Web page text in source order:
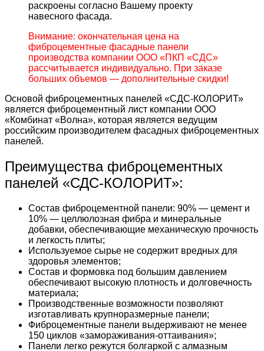
раскроены согласно Вашему проекту
навесного фасада.
Внимание: окончательная цена на
фиброцементные фасадные панели
производства компании ООО «ПКП «СДС»
рассчитывается индивидуально. При заказе
больших объемов — дополнительные скидки!
Основой фиброцементных панелей «СДС-КОЛОРИТ»
является фиброцементный лист компании ООО
«Комбинат «Волна», которая является ведущим
российским производителем фасадных фиброцементных
панелей.
Преимущества фиброцементных
панелей «СДС-КОЛОРИТ»:
Состав фиброцементной панели: 90% — цемент и
10% — целлюлозная фибра и минеральные
добавки, обеспечивающие механическую прочность
и легкость плиты;
Используемое сырье не содержит вредных для
здоровья элементов;
Состав и формовка под большим давлением
обеспечивают высокую плотность и долговечность
материала;
Производственные возможности позволяют
изготавливать крупноразмерные панели;
Фиброцементные панели выдерживают не менее
150 циклов «замораживания-оттаивания»;
Панели легко режутся болгаркой с алмазным